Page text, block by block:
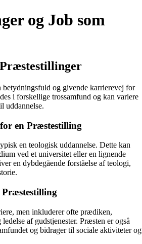
og Job som
betydningsfuld og givende karrierevej for
i forskellige trossamfund og kan variere
uddannelse.
en Præstestilling
en teologisk uddannelse. Dette kan
ved et universitet eller en lignende
en dybdegående forståelse af teologi,
men inkluderer ofte prædiken,
af gudstjenester. Præsten er også
og bidrager til sociale aktiviteter og